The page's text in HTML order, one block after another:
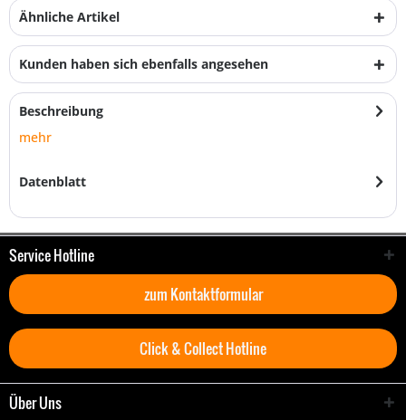
Ähnliche Artikel
Kunden haben sich ebenfalls angesehen
Beschreibung
mehr
Datenblatt
Service Hotline
zum Kontaktformular
Click & Collect Hotline
Über Uns